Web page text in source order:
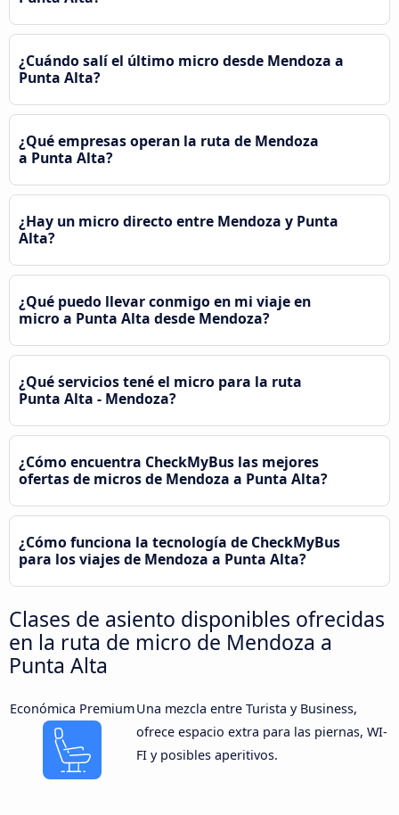
¿Cuándo salí el último micro desde Mendoza a
Punta Alta?
¿Qué empresas operan la ruta de Mendoza
a Punta Alta?
¿Hay un micro directo entre Mendoza y Punta
Alta?
¿Qué puedo llevar conmigo en mi viaje en
micro a Punta Alta desde Mendoza?
¿Qué servicios tené el micro para la ruta
Punta Alta - Mendoza?
¿Cómo encuentra CheckMyBus las mejores
ofertas de micros de Mendoza a Punta Alta?
¿Cómo funciona la tecnología de CheckMyBus
para los viajes de Mendoza a Punta Alta?
Clases de asiento disponibles ofrecidas
en la ruta de micro de Mendoza a
Punta Alta
Económica PremiumUna mezcla entre Turista y Business,
ofrece espacio extra para las piernas, WI-
FI y posibles aperitivos.